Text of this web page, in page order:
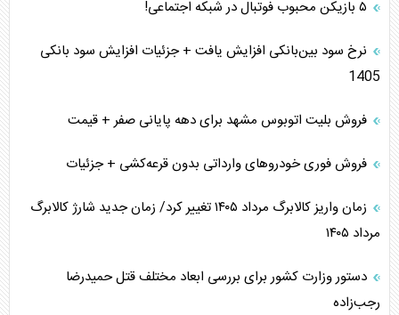
نرخ سود بین‌بانکی افزایش یافت + جزئیات افزایش سود بانکی
1405
فروش بلیت اتوبوس مشهد برای دهه پایانی صفر + قیمت
فروش فوری خودرو‌های وارداتی بدون قرعه‌کشی + جزئیات
زمان واریز کالابرگ مرداد ۱۴۰۵ تغییر کرد/ زمان جدید شارژ کالابرگ
مرداد ۱۴۰۵
دستور وزارت کشور برای بررسی ابعاد مختلف قتل حمیدرضا
رجب‌زاده